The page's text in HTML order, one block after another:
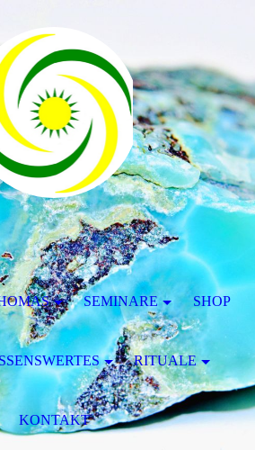
SEMINARE SHOP
RITUALE
KONTAKT